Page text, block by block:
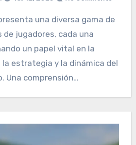
de jugadores, cada una
un papel vital en la
la estrategia y la dinámica del
Una comprensión…